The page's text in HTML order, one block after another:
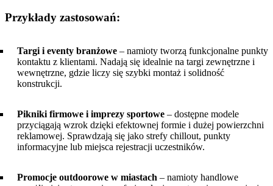
Przykłady zastosowań:
Targi i eventy branżowe – namioty tworzą funkcjonalne punkty
kontaktu z klientami. Nadają się idealnie na targi zewnętrzne i
wewnętrzne, gdzie liczy się szybki montaż i solidność
konstrukcji.
Pikniki firmowe i imprezy sportowe – dostępne modele
przyciągają wzrok dzięki efektownej formie i dużej powierzchni
reklamowej. Sprawdzają się jako strefy chillout, punkty
informacyjne lub miejsca rejestracji uczestników.
Promocje outdoorowe w miastach – namioty handlowe